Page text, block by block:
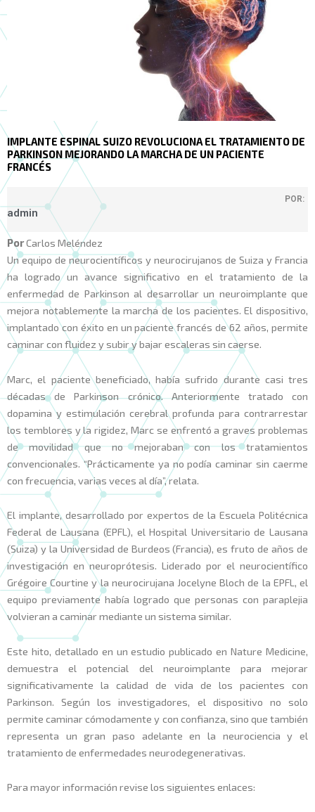
IMPLANTE ESPINAL SUIZO REVOLUCIONA EL TRATAMIENTO DE
PARKINSON MEJORANDO LA MARCHA DE UN PACIENTE
FRANCÉS
POR:
admin
PorCarlos Meléndez
Un equipo de neurocientíficos y neurocirujanos de Suiza y Francia
ha logrado un avance significativo en el tratamiento de la
enfermedad de Parkinson al desarrollar un neuroimplante que
mejora notablemente la marcha de los pacientes. El dispositivo,
implantado con éxito en un paciente francés de 62 años, permite
caminar con fluidez y subir y bajar escaleras sin caerse.
Marc, el paciente beneficiado, había sufrido durante casi tres
décadas de Parkinson crónico. Anteriormente tratado con
dopamina y estimulación cerebral profunda para contrarrestar
los temblores y la rigidez, Marc se enfrentó a graves problemas
de movilidad que no mejoraban con los tratamientos
convencionales. “Prácticamente ya no podía caminar sin caerme
con frecuencia, varias veces al día”, relata.
El implante, desarrollado por expertos de la Escuela Politécnica
Federal de Lausana (EPFL), el Hospital Universitario de Lausana
(Suiza) y la Universidad de Burdeos (Francia), es fruto de años de
investigación en neuroprótesis. Liderado por el neurocientífico
Grégoire Courtine y la neurocirujana Jocelyne Bloch de la EPFL, el
equipo previamente había logrado que personas con paraplejia
volvieran a caminar mediante un sistema similar.
Este hito, detallado en un estudio publicado en Nature Medicine,
demuestra el potencial del neuroimplante para mejorar
significativamente la calidad de vida de los pacientes con
Parkinson. Según los investigadores, el dispositivo no solo
permite caminar cómodamente y con confianza, sino que también
representa un gran paso adelante en la neurociencia y el
tratamiento de enfermedades neurodegenerativas.
Para mayor información revise los siguientes enlaces: